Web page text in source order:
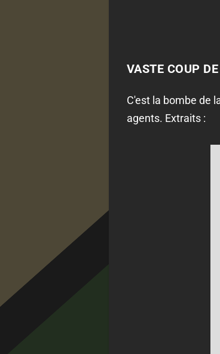
VASTE COUP
C'est la bombe de
agents. Extraits :